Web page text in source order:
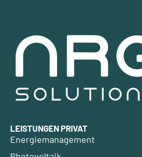
LEISTUNGEN PRIVAT
Energiemanagement